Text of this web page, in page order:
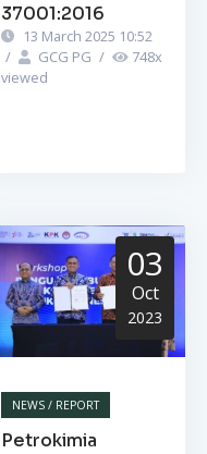
37001:2016
13 March 2025 10:52
/
GCG PG / 748x
viewed
03
Oct
2023
NEWS / REPORT
Petrokimia